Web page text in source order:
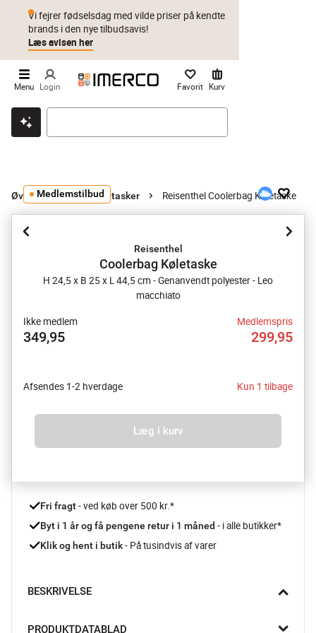
Klik & hent Byt i 1 år Prismatch
Vi fejrer fødselsdag med vilde priser på kendte
brands i den nye tilbudsavis!
Læs avisen her
Menu Login Favorit Kurv
Øvrigt udeliv Køletasker Reisenthel Coolerbag Køletaske
Medlemstilbud
Reisenthel
Coolerbag Køletaske
H 24,5 x B 25 x L 44,5 cm - Genanvendt polyester - Leo
macchiato
Ikke medlem
349,95
Medlemspris
299,95
Afsendes 1-2 hverdage Kun 1 tilbage
Læg i kurv
Fri fragt - ved køb over 500 kr.*
Byt i 1 år og få pengene retur i 1 måned - i alle butikker*
Klik og hent i butik - På tusindvis af varer
BESKRIVELSE
PRODUKTDATABLAD